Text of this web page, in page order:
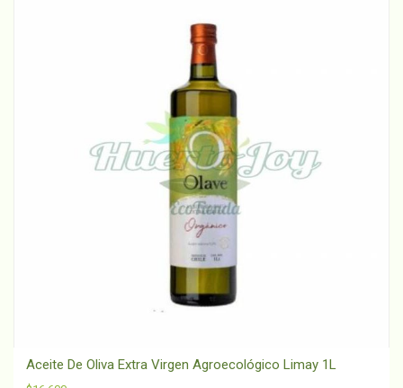
Aceite De Oliva Extra Virgen Agroecológico Limay 1L